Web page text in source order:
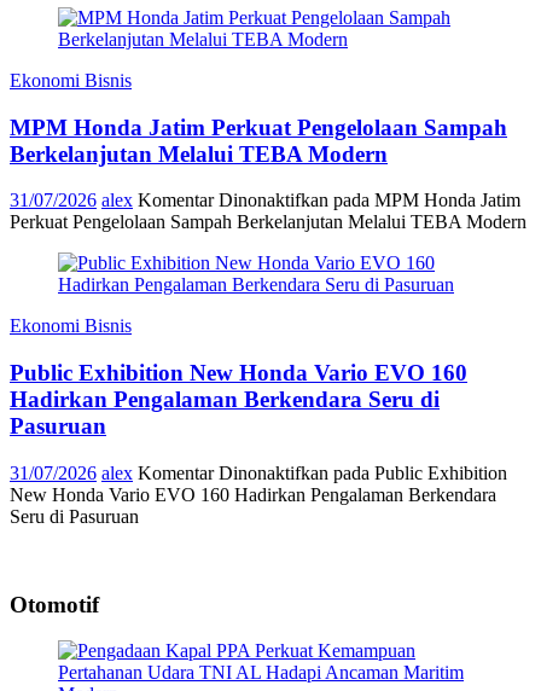
Ekonomi Bisnis
MPM Honda Jatim Perkuat Pengelolaan Sampah
Berkelanjutan Melalui TEBA Modern
31/07/2026 alex Komentar Dinonaktifkan pada MPM Honda Jatim
Perkuat Pengelolaan Sampah Berkelanjutan Melalui TEBA Modern
Ekonomi Bisnis
Public Exhibition New Honda Vario EVO 160
Hadirkan Pengalaman Berkendara Seru di
Pasuruan
31/07/2026 alex Komentar Dinonaktifkan pada Public Exhibition
New Honda Vario EVO 160 Hadirkan Pengalaman Berkendara
Seru di Pasuruan
Otomotif